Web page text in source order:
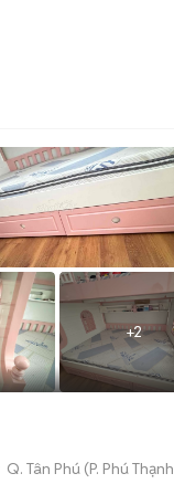
+2
Q. Tân Phú (P. Phú Thạnh